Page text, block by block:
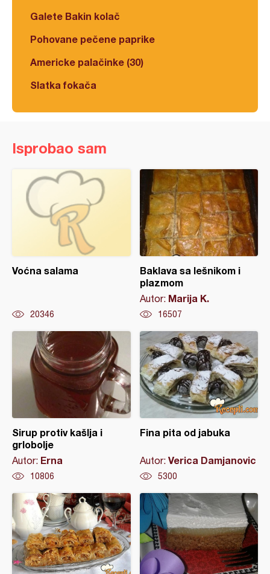
Galete Bakin kolač
Pohovane pečene paprike
Americke palačinke (30)
Slatka fokača
Isprobao sam
Voćna salama
20346
Baklava sa lešnikom i
plazmom
Autor: Marija K.
16507
Sirup protiv kašlja i
grlobolje
Autor: Erna
10806
Fina pita od jabuka
Autor: Verica Damjanovic
5300